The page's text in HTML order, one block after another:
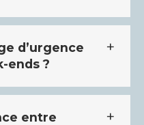
d’urgence
ends ?
entre